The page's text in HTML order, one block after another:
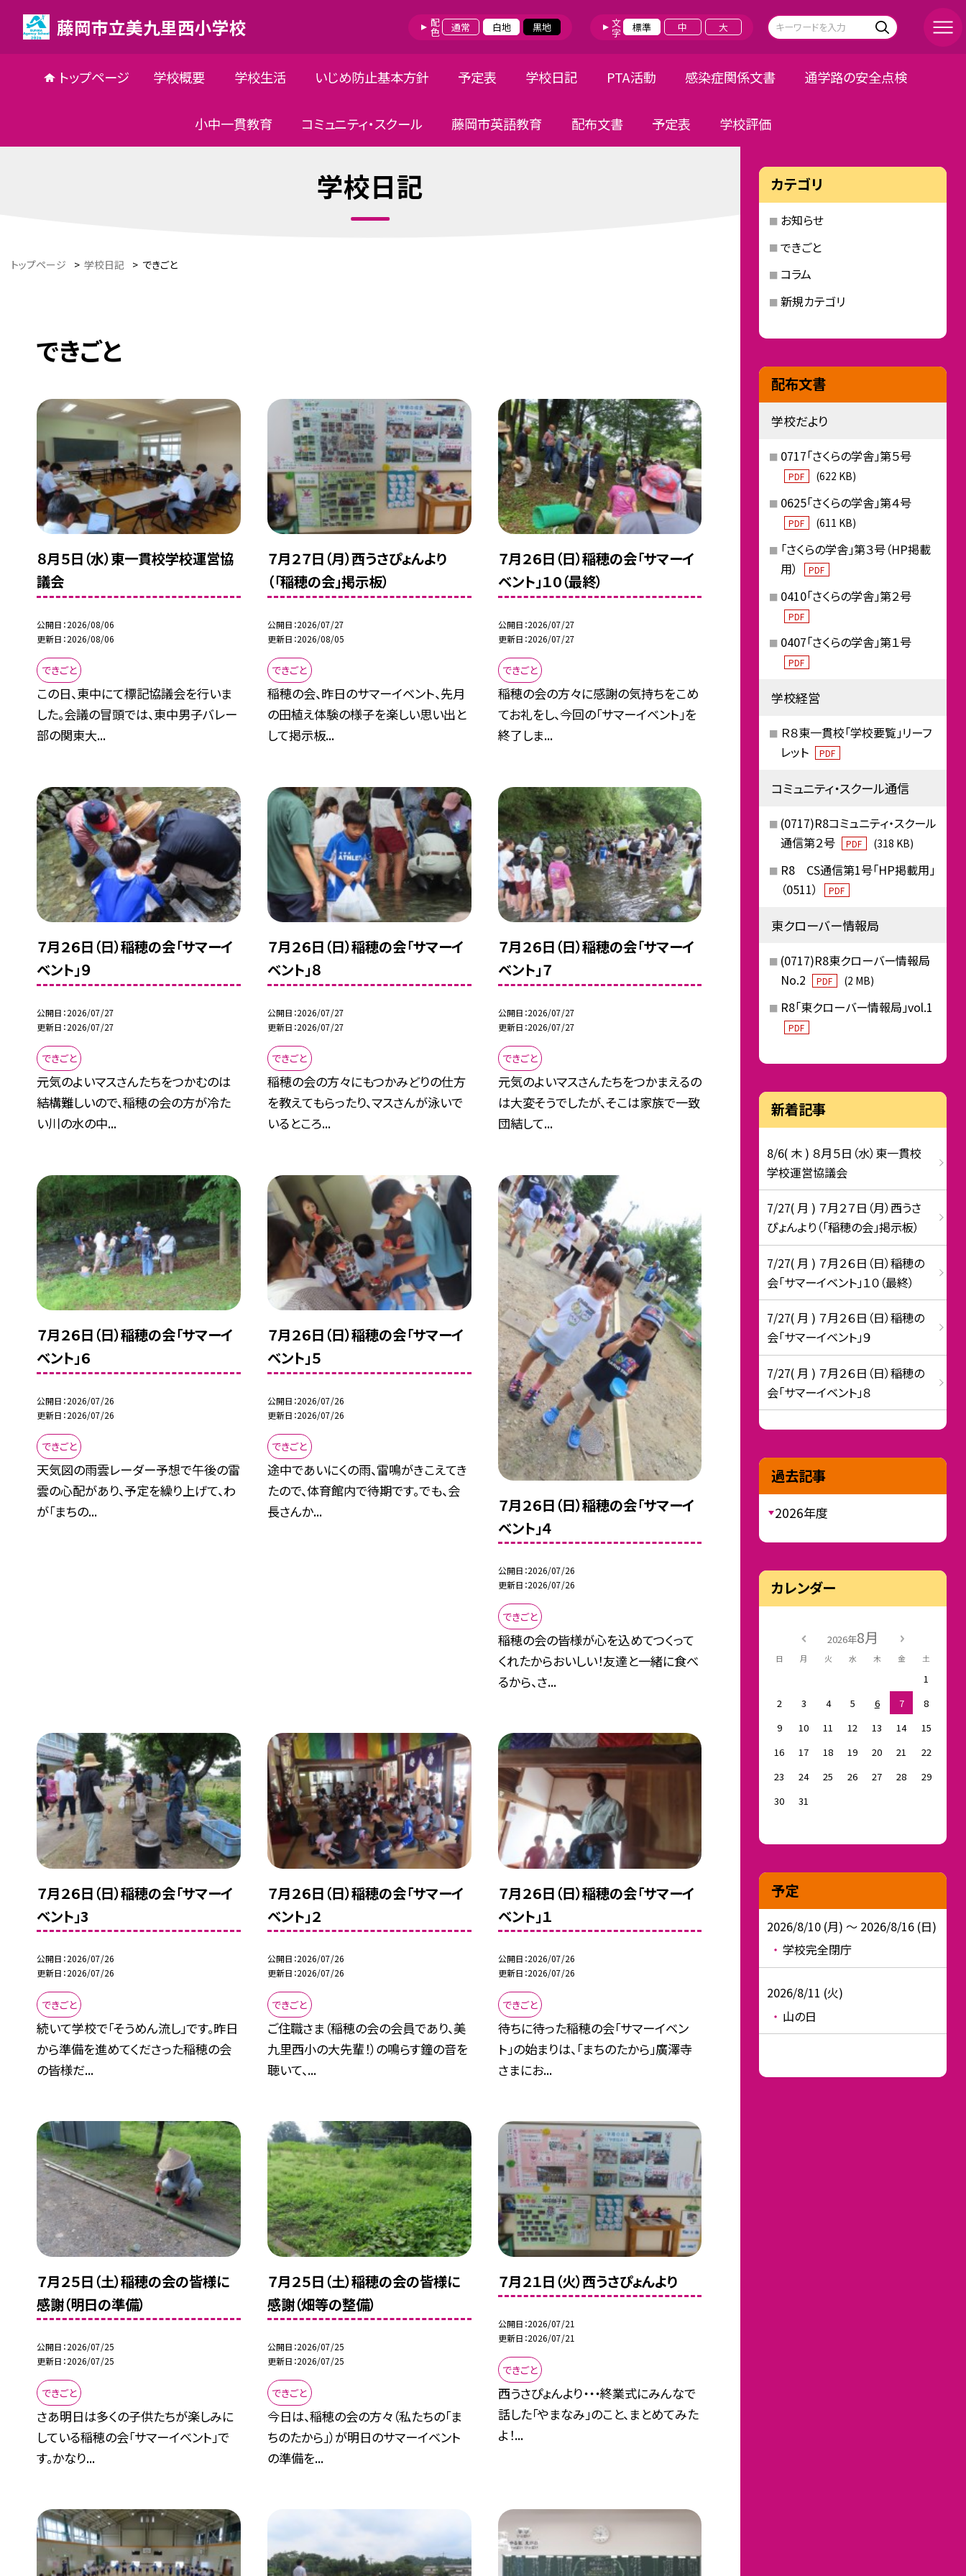
藤岡市立美九里西小学校 配色 通常 白地 黒地 文字 標準 中 大
トップページ 学校概要 学校生活 いじめ防止基本方針 予定表 学校日記 PTA活動 感染症関係文書 通学路の安全点検
小中一貫教育 コミュニティ・スクール 藤岡市英語教育 配布文書 予定表 学校評価
学校日記
トップページ > 学校日記 > できごと
できごと
８月５日（水）東一貫校学校運営協
議会
公開日 2026/08/06
更新日 2026/08/06
できごと
この日、東中にて標記協議会を行いま
した。会議の冒頭では、東中男子バレー
部の関東大...
７月２７日（月）西うさぴょんより
（「稲穂の会」掲示板）
公開日 2026/07/27
更新日 2026/08/05
できごと
稲穂の会、昨日のサマーイベント、先月
の田植え体験の様子を楽しい思い出と
して掲示板...
７月２６日（日）稲穂の会「サマーイ
ベント」１０（最終）
公開日 2026/07/27
更新日 2026/07/27
できごと
稲穂の会の方々に感謝の気持ちをこめ
てお礼をし、今回の「サマーイベント」を
終了しま...
７月２６日（日）稲穂の会「サマーイ
ベント」９
公開日 2026/07/27
更新日 2026/07/27
できごと
元気のよいマスさんたちをつかむのは
結構難しいので、稲穂の会の方が冷た
い川の水の中...
７月２６日（日）稲穂の会「サマーイ
ベント」８
公開日 2026/07/27
更新日 2026/07/27
できごと
稲穂の会の方々にもつかみどりの仕方
を教えてもらったり、マスさんが泳いで
いるところ...
７月２６日（日）稲穂の会「サマーイ
ベント」７
公開日 2026/07/27
更新日 2026/07/27
できごと
元気のよいマスさんたちをつかまえるの
は大変そうでしたが、そこは家族で一致
団結して...
７月２６日（日）稲穂の会「サマーイ
ベント」６
公開日 2026/07/26
更新日 2026/07/26
できごと
天気図の雨雲レーダー予想で午後の雷
雲の心配があり、予定を繰り上げて、わ
が「まちの...
７月２６日（日）稲穂の会「サマーイ
ベント」５
公開日 2026/07/26
更新日 2026/07/26
できごと
途中であいにくの雨、雷鳴がきこえてき
たので、体育館内で待期です。でも、会
長さんか...
７月２６日（日）稲穂の会「サマーイ
ベント」４
公開日 2026/07/26
更新日 2026/07/26
できごと
稲穂の会の皆様が心を込めてつくって
くれたからおいしい！友達と一緒に食べ
るから、さ...
７月２６日（日）稲穂の会「サマーイ
ベント」3
公開日 2026/07/26
更新日 2026/07/26
できごと
続いて学校で「そうめん流し」です。昨日
から準備を進めてくださった稲穂の会
の皆様だ...
７月２６日（日）稲穂の会「サマーイ
ベント」２
公開日 2026/07/26
更新日 2026/07/26
できごと
ご住職さま（稲穂の会の会員であり、美
九里西小の大先輩！）の鳴らす鐘の音を
聴いて、...
７月２６日（日）稲穂の会「サマーイ
ベント」１
公開日 2026/07/26
更新日 2026/07/26
できごと
待ちに待った稲穂の会「サマーイベン
ト」の始まりは、「まちのたから」廣澤寺
さまにお...
７月２５日（土）稲穂の会の皆様に
感謝（明日の準備）
公開日 2026/07/25
更新日 2026/07/25
できごと
さあ明日は多くの子供たちが楽しみに
している稲穂の会「サマーイベント」で
す。かなり...
７月２５日（土）稲穂の会の皆様に
感謝（畑等の整備）
公開日 2026/07/25
更新日 2026/07/25
できごと
今日は、稲穂の会の方々（私たちの「ま
ちのたから」）が明日のサマーイベント
の準備を...
７月２１日（火）西うさぴょんより
公開日 2026/07/21
更新日 2026/07/21
できごと
西うさぴょんより・・・終業式にみんなで
話した「やまなみ」のこと、まとめてみた
よ！...
カテゴリ
お知らせ
できごと
コラム
新規カテゴリ
配布文書
学校だより
0717「さくらの学舎」第５号
PDF (622 KB)
0625「さくらの学舎」第４号
PDF (611 KB)
「さくらの学舎」第３号（HP掲載
用）
PDF
0410「さくらの学舎」第２号
PDF
0407「さくらの学舎」第１号
PDF
学校経営
Ｒ８東一貫校「学校要覧」リーフ
レット
PDF
コミュニティ・スクール通信
(0717)R8コミュニティ・スクール
通信第２号
PDF (318 KB)
R8 CS通信第1号「HP掲載用」
（0511）
PDF
東クローバー情報局
(0717)R8東クローバー情報局
No.2
PDF (2 MB)
R8「東クローバー情報局」vol.1
PDF
新着記事
8/6( 木 ) ８月５日（水）東一貫校
学校運営協議会
7/27( 月 ) ７月２７日（月）西うさ
ぴょんより（「稲穂の会」掲示板）
7/27( 月 ) ７月２６日（日）稲穂の
会「サマーイベント」１０（最終）
7/27( 月 ) ７月２６日（日）稲穂の
会「サマーイベント」９
7/27( 月 ) ７月２６日（日）稲穂の
会「サマーイベント」８
過去記事
2026年度
カレンダー
2026年8月
日 月 火 水 木 金 土
1
2
3 4 5 6 7
8
9
10 11 12 13 14
15
16
17 18 19 20 21
22
23
24 25 26 27 28
29
30
31
予定
2026/8/10 (月) ～ 2026/8/16 (日)
学校完全閉庁
2026/8/11 (火)
山の日